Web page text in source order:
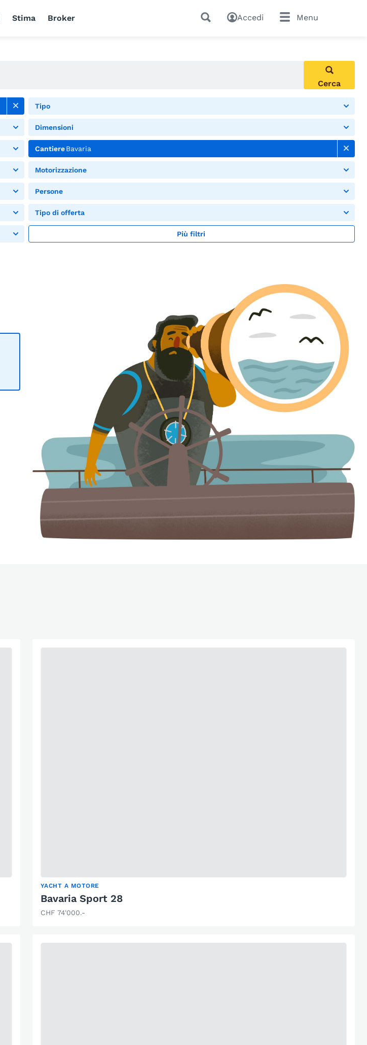
Stima Broker Accedi Menu
Cerca
Tipo
Dimensioni
CantiereBavaria
Motorizzazione
Persone
Tipo di offerta
Più filtri
YACHT A MOTORE
Bavaria Sport 28
CHF 74'000.-